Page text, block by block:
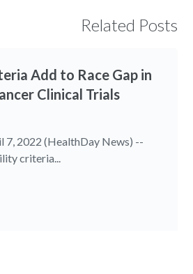
Related Posts
Add to Race Gap in
Clinical Trials
7, 2022 (HealthDay News) --
criteria...